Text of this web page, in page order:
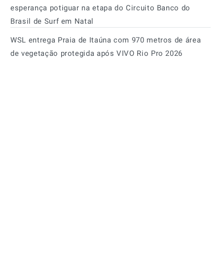
esperança potiguar na etapa do Circuito Banco do
Brasil de Surf em Natal
WSL entrega Praia de Itaúna com 970 metros de área
de vegetação protegida após VIVO Rio Pro 2026